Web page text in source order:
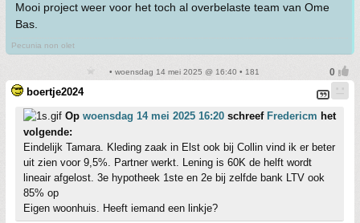
Mooi project weer voor het toch al overbelaste team van Ome
Bas.
Pecunia non olet
• woensdag 14 mei 2025 @ 16:40 • 181
boertje2024
Op woensdag 14 mei 2025 16:20 schreef Fredericm het
volgende:
Eindelijk Tamara. Kleding zaak in Elst ook bij Collin vind ik er beter
uit zien voor 9,5%. Partner werkt. Lening is 60K de helft wordt
lineair afgelost. 3e hypotheek 1ste en 2e bij zelfde bank LTV ook
85% op
Eigen woonhuis. Heeft iemand een linkje?